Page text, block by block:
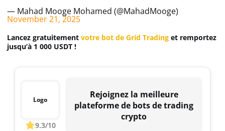
— Mahad Mooge Mohamed (@MahadMooge)
November 21, 2025
Lancez gratuitement votre bot de Grid Trading et remportez
jusqu’à 1 000 USDT !
Logo
9.3/10
Rejoignez la meilleure
plateforme de bots de trading
crypto